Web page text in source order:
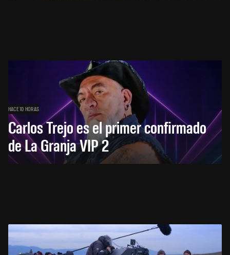
HACE 10 HORAS
Carlos Trejo es el primer confirmado
de La Granja VIP 2